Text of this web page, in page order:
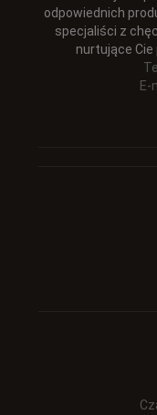
odpowiednich
specjaliści z
nurtujące Cie
E-